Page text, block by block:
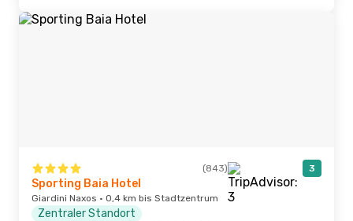
(843) 3
Sporting Baia Hotel
Giardini Naxos · 0,4 km bis Stadtzentrum
Zentraler Standort